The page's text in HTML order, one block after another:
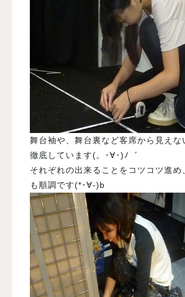
舞台袖や、舞台裏など客席から見えな
徹底しています(。･∀･)ﾉ゛
それぞれの出来ることをコツコツ進め
も順調です(*･∀-)b